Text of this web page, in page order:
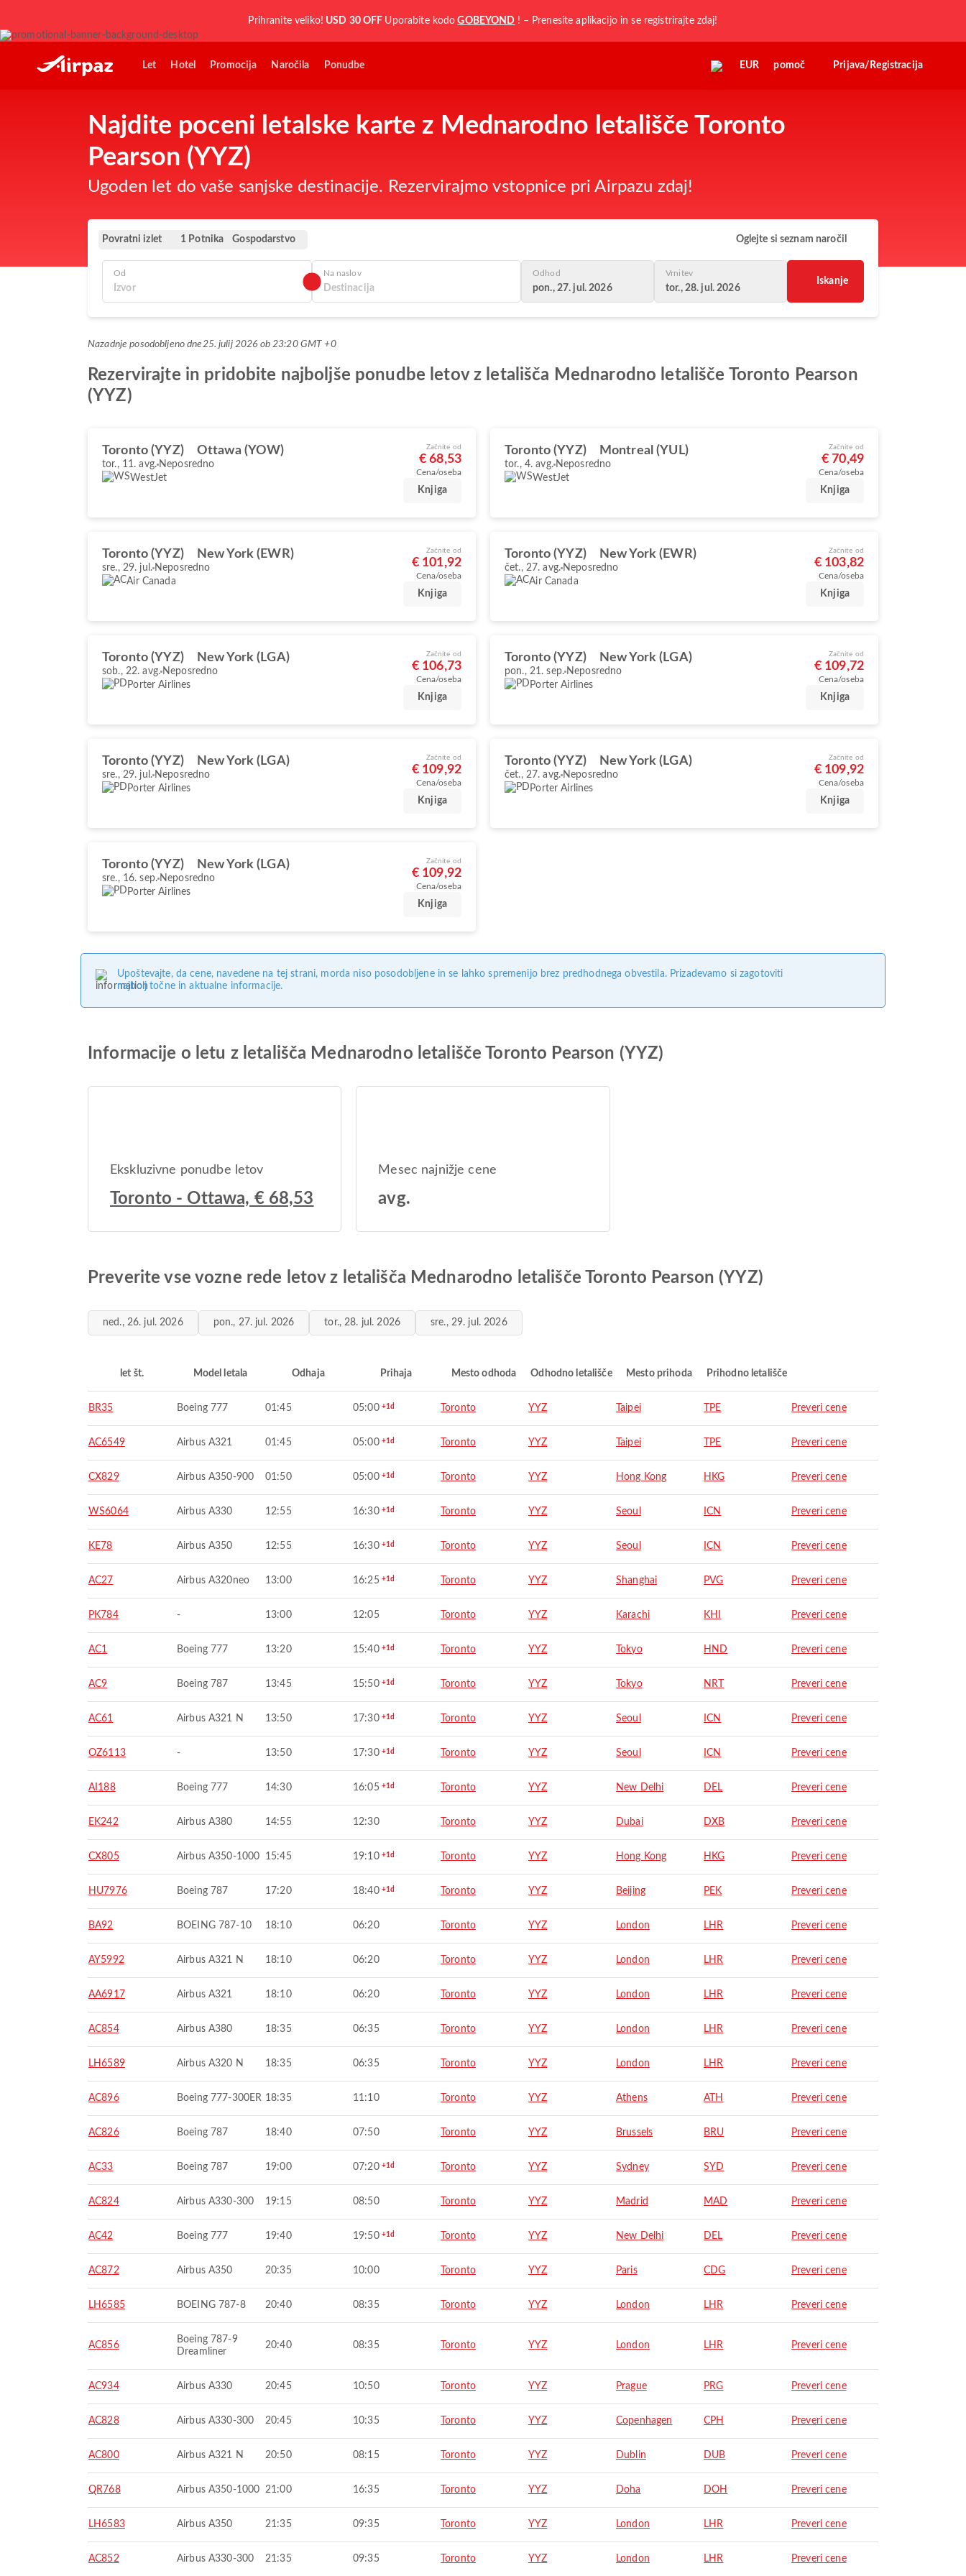
Prihranite veliko! USD 30 OFF Uporabite kodo GOBEYOND ! – Prenesite aplikacijo in se registrirajte zdaj!
Let Hotel Promocija Naročila Ponudbe EUR pomoč Prijava/Registracija
Najdite poceni letalske karte z Mednarodno letališče Toronto
Pearson (YYZ)
Ugoden let do vaše sanjske destinacije. Rezervirajmo vstopnice pri Airpazu zdaj!
Povratni izlet 1 Potnika Gospodarstvo Oglejte si seznam naročil
Od Na naslov Odhod
pon., 27. jul. 2026
Vrnitev
tor., 28. jul. 2026
Iskanje
Nazadnje posodobljeno dne25. julij 2026 ob 23:20 GMT +0
Rezervirajte in pridobite najboljše ponudbe letov z letališča Mednarodno letališče Toronto Pearson
(YYZ)
Toronto (YYZ) Ottawa (YOW)
tor., 11. avg. Neposredno
WestJet
Začnite od
€ 68,53
Cena/oseba
Knjiga
Toronto (YYZ) Montreal (YUL)
tor., 4. avg. Neposredno
WestJet
Začnite od
€ 70,49
Cena/oseba
Knjiga
Toronto (YYZ) New York (EWR)
sre., 29. jul. Neposredno
Air Canada
Začnite od
€ 101,92
Cena/oseba
Knjiga
Toronto (YYZ) New York (EWR)
čet., 27. avg. Neposredno
Air Canada
Začnite od
€ 103,82
Cena/oseba
Knjiga
Toronto (YYZ) New York (LGA)
sob., 22. avg. Neposredno
Porter Airlines
Začnite od
€ 106,73
Cena/oseba
Knjiga
Toronto (YYZ) New York (LGA)
pon., 21. sep. Neposredno
Porter Airlines
Začnite od
€ 109,72
Cena/oseba
Knjiga
Toronto (YYZ) New York (LGA)
sre., 29. jul. Neposredno
Porter Airlines
Začnite od
€ 109,92
Cena/oseba
Knjiga
Toronto (YYZ) New York (LGA)
čet., 27. avg. Neposredno
Porter Airlines
Začnite od
€ 109,92
Cena/oseba
Knjiga
Toronto (YYZ) New York (LGA)
sre., 16. sep. Neposredno
Porter Airlines
Začnite od
€ 109,92
Cena/oseba
Knjiga
Upoštevajte, da cene, navedene na tej strani, morda niso posodobljene in se lahko spremenijo brez predhodnega obvestila. Prizadevamo si zagotoviti
najbolj točne in aktualne informacije.
Informacije o letu z letališča Mednarodno letališče Toronto Pearson (YYZ)
Ekskluzivne ponudbe letov
Toronto - Ottawa, € 68,53
Mesec najnižje cene
avg.
Preverite vse vozne rede letov z letališča Mednarodno letališče Toronto Pearson (YYZ)
ned., 26. jul. 2026 pon., 27. jul. 2026 tor., 28. jul. 2026 sre., 29. jul. 2026
let št. Model letala Odhaja Prihaja Mesto odhoda Odhodno letališče Mesto prihoda Prihodno letališče
BR35 Boeing 777 01:45 05:00 +1d Toronto YYZ Taipei TPE Preveri cene
AC6549 Airbus A321 01:45 05:00 +1d Toronto YYZ Taipei TPE Preveri cene
CX829 Airbus A350-900 01:50 05:00 +1d Toronto YYZ Hong Kong HKG Preveri cene
WS6064 Airbus A330 12:55 16:30 +1d Toronto YYZ Seoul ICN Preveri cene
KE78 Airbus A350 12:55 16:30 +1d Toronto YYZ Seoul ICN Preveri cene
AC27 Airbus A320neo 13:00 16:25 +1d Toronto YYZ Shanghai PVG Preveri cene
PK784 - 13:00 12:05 Toronto YYZ Karachi KHI Preveri cene
AC1 Boeing 777 13:20 15:40 +1d Toronto YYZ Tokyo HND Preveri cene
AC9 Boeing 787 13:45 15:50 +1d Toronto YYZ Tokyo NRT Preveri cene
AC61 Airbus A321 N 13:50 17:30 +1d Toronto YYZ Seoul ICN Preveri cene
OZ6113 - 13:50 17:30 +1d Toronto YYZ Seoul ICN Preveri cene
AI188 Boeing 777 14:30 16:05 +1d Toronto YYZ New Delhi DEL Preveri cene
EK242 Airbus A380 14:55 12:30 Toronto YYZ Dubai DXB Preveri cene
CX805 Airbus A350-1000 15:45 19:10 +1d Toronto YYZ Hong Kong HKG Preveri cene
HU7976 Boeing 787 17:20 18:40 +1d Toronto YYZ Beijing PEK Preveri cene
BA92 BOEING 787-10 18:10 06:20 Toronto YYZ London LHR Preveri cene
AY5992 Airbus A321 N 18:10 06:20 Toronto YYZ London LHR Preveri cene
AA6917 Airbus A321 18:10 06:20 Toronto YYZ London LHR Preveri cene
AC854 Airbus A380 18:35 06:35 Toronto YYZ London LHR Preveri cene
LH6589 Airbus A320 N 18:35 06:35 Toronto YYZ London LHR Preveri cene
AC896 Boeing 777-300ER 18:35 11:10 Toronto YYZ Athens ATH Preveri cene
AC826 Boeing 787 18:40 07:50 Toronto YYZ Brussels BRU Preveri cene
AC33 Boeing 787 19:00 07:20 +1d Toronto YYZ Sydney SYD Preveri cene
AC824 Airbus A330-300 19:15 08:50 Toronto YYZ Madrid MAD Preveri cene
AC42 Boeing 777 19:40 19:50 +1d Toronto YYZ New Delhi DEL Preveri cene
AC872 Airbus A350 20:35 10:00 Toronto YYZ Paris CDG Preveri cene
LH6585 BOEING 787-8 20:40 08:35 Toronto YYZ London LHR Preveri cene
AC856
Boeing 787-9
Dreamliner
20:40 08:35 Toronto YYZ London LHR Preveri cene
AC934 Airbus A330 20:45 10:50 Toronto YYZ Prague PRG Preveri cene
AC828 Airbus A330-300 20:45 10:35 Toronto YYZ Copenhagen CPH Preveri cene
AC800 Airbus A321 N 20:50 08:15 Toronto YYZ Dublin DUB Preveri cene
QR768 Airbus A350-1000 21:00 16:35 Toronto YYZ Doha DOH Preveri cene
LH6583 Airbus A350 21:35 09:35 Toronto YYZ London LHR Preveri cene
AC852 Airbus A330-300 21:35 09:35 Toronto YYZ London LHR Preveri cene